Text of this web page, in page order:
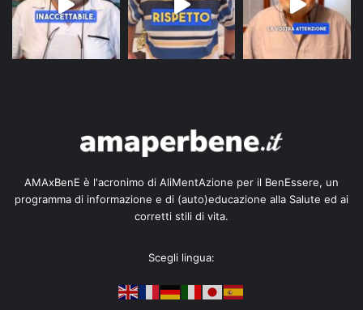
AMAxBenE è l'acronimo di AliMentAzione per il BenEssere, un
programma di informazione e di (auto)educazione alla Salute ed ai
corretti stili di vita.
Scegli lingua: